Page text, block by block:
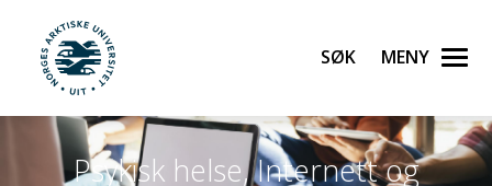
Gå til hovedinnhold
UiT Norges arktiske universitet
Søk Meny
Psykisk helse, Internett og